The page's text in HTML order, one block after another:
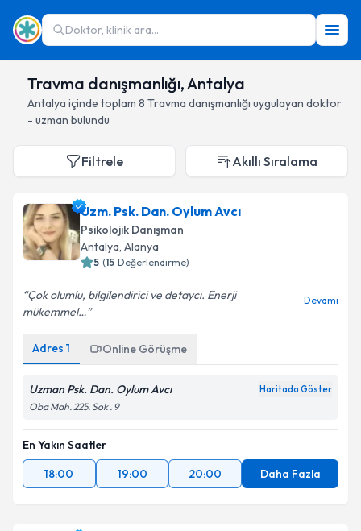
Doktor, klinik ara...
Travma danışmanlığı, Antalya
Antalya içinde toplam 8 Travma danışmanlığı uygulayan doktor
- uzman bulundu
Filtrele Akıllı Sıralama
Uzm. Psk. Dan. Oylum Avcı
Psikolojik Danışman
Antalya, Alanya
5 (15 Değerlendirme)
Çok olumlu, bilgilendirici ve detaycı. Enerji
mükemmel…
Devamı
Adres 1 Online Görüşme
Uzman Psk. Dan. Oylum Avcı Haritada Göster
Oba Mah. 225. Sok . 9
En Yakın Saatler
18:00
19:00 20:00 Daha Fazla